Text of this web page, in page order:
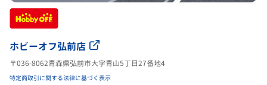
ホビーオフ弘前店
〒036-8062青森県弘前市大字青山5丁目27番地4
特定商取引に関する法律に基づく表示